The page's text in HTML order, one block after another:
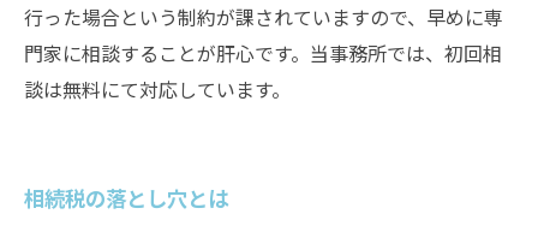
行った場合という制約が課されていますので、早めに専
門家に相談することが肝心です。当事務所では、初回相
談は無料にて対応しています。
相続税の落とし穴とは